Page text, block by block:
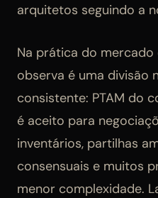
arquitetos seguindo a
Na prática do mercado
observa é uma divisão
consistente: PTAM do
é aceito para
inventários, partilhas
consensuais e muitos
menor complexidade.